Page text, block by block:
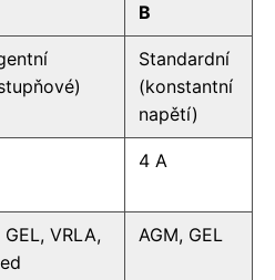
B
Standardní
(konstantní
napětí)
4 A
GEL, VRLA,
AGM, GEL